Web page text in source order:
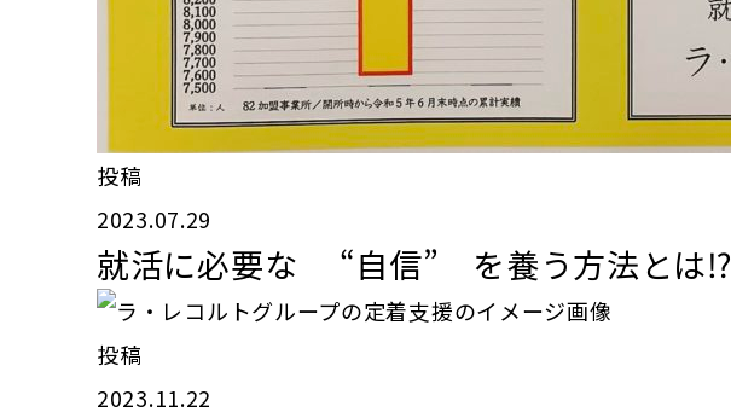
投稿
2023.07.29
就活に必要な “自信” を養う方法とは⁉️
投稿
2023.11.22